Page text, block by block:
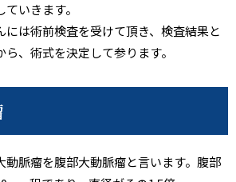
いきます。
には術前検査を受けて頂き、検査結果と
、術式を決定して参ります。
動脈瘤を腹部大動脈瘤と言います。腹部